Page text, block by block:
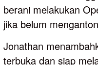
berani melakukan
jika belum
Jonathan
terbuka dan siap